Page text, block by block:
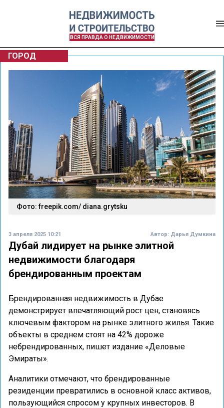
ВСЯ ПРАВДА О НЕДВИЖИМОСТИ
ГОРОД
Фото: freepik.com/ diana.grytsku
3 апреля 2025 10:21 Автор: Дарья Думкина
Дубай лидирует на рынке элитной
недвижимости благодаря
брендированным проектам
Брендированная недвижимость в Дубае
демонстрирует впечатляющий рост цен, становясь
ключевым фактором на рынке элитного жилья. Такие
объекты в среднем стоят на 42% дороже
небрендированных, пишет издание «Деловые
Эмираты».
Аналитики отмечают, что брендированные
резиденции превратились в основной класс активов,
пользующийся спросом у крупных инвесторов. В